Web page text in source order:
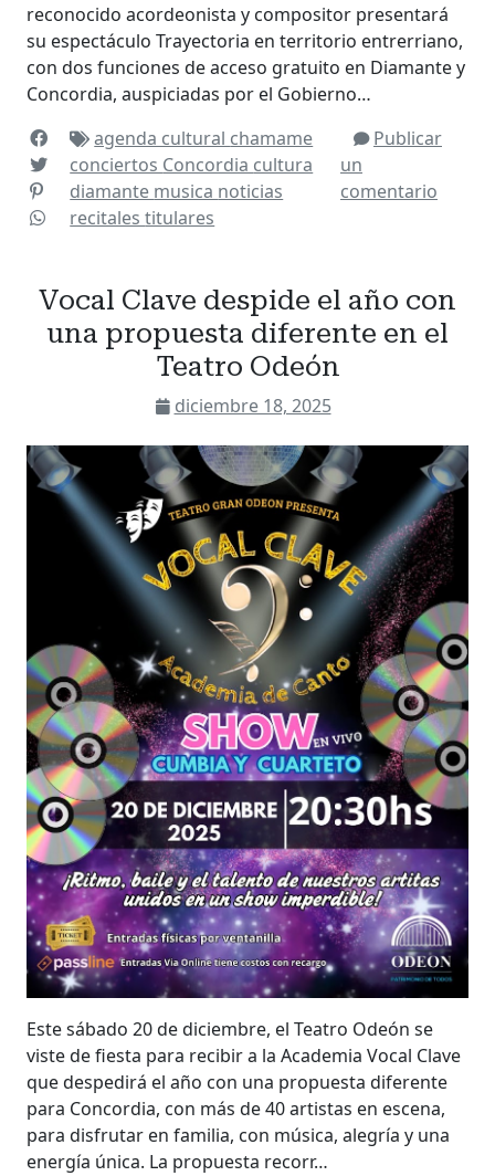
reconocido acordeonista y compositor presentará
su espectáculo Trayectoria en territorio entrerriano,
con dos funciones de acceso gratuito en Diamante y
Concordia, auspiciadas por el Gobierno…
agenda cultural chamame
conciertos Concordia cultura
diamante musica noticias
recitalestitulares
Publicar
un
comentario
Vocal Clave despide el año con
una propuesta diferente en el
Teatro Odeón
diciembre 18, 2025
Este sábado 20 de diciembre, el Teatro Odeón se
viste de fiesta para recibir a la Academia Vocal Clave
que despedirá el año con una propuesta diferente
para Concordia, con más de 40 artistas en escena,
para disfrutar en familia, con música, alegría y una
energía única. La propuesta recorr…